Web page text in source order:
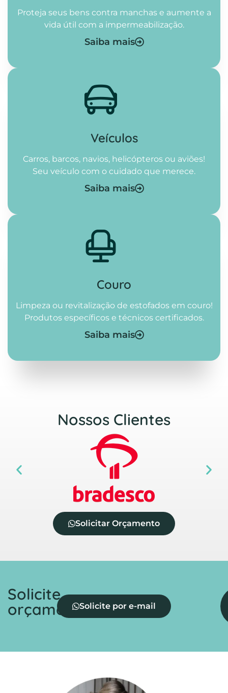
Proteja seus bens contra manchas e aumente a
vida útil com a impermeabilização.
Saiba mais
Veículos
Carros, barcos, navios, helicópteros ou aviões!
Seu veículo com o cuidado que merece.
Saiba mais
Couro
Limpeza ou revitalização de estofados em couro!
Produtos específicos e técnicos certificados.
Saiba mais
Nossos Clientes
Solicitar Orçamento
Solicite
orçamentoSolicite por e-mail